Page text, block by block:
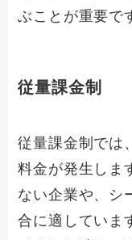
ぶことが重要で
従量課金制
従量課金制では
料金が発生しま
ない企業や、シ
合に適していま